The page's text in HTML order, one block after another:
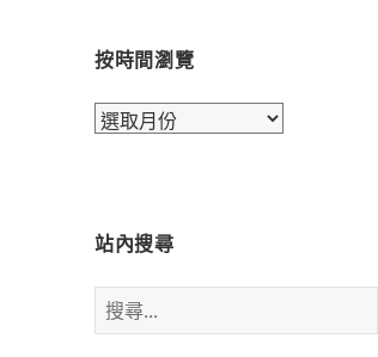
按時間瀏覽
按
覽
站內搜尋
搜
尋